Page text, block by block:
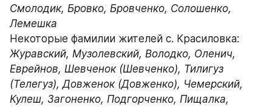
Смолодик, Бровко, Бровченко, Солошенко,
Лемешка
Некоторые фамилии жителей c. Красиловка:
Журавский, Музолевский, Володко, Оленич,
Еврейнов, Шевченок (Шевченко), Тилигуз
(Телегуз), Довженок (Довженко), Чемерский,
Кулеш, Загоненко, Подгорченко, Пищалка,